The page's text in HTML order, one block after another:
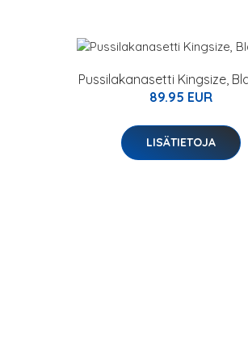
Pussilakanasetti Kingsize,
89.95 EUR
LISÄTIETOJA